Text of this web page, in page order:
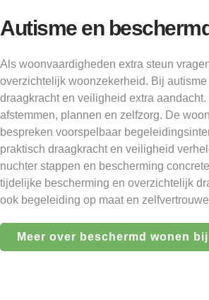
Autisme en
Als woonvaardigheden extra steun
overzichtelijk woonzekerheid. Bij
draagkracht en veiligheid extra
afstemmen, plannen en zelfzorg. De
bespreken voorspelbaar
praktisch draagkracht en veiligheid
nuchter stappen en bescherming
tijdelijke bescherming en overzichtelijk
ook begeleiding op maat en
Meer over beschermd wonen